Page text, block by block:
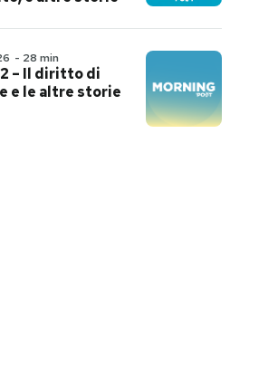
- 28 min
– Il diritto di
e le altre storie